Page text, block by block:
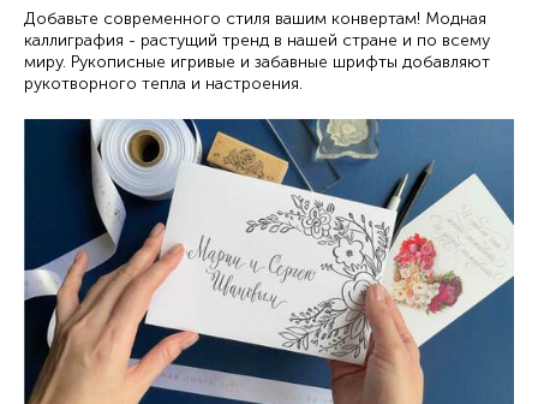
Добавьте современного стиля вашим конвертам! Модная
каллиграфия - растущий тренд в нашей стране и по всему
миру. Рукописные игривые и забавные шрифты добавляют
рукотворного тепла и настроения.